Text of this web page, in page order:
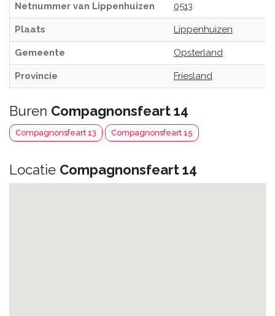
Netnummer van Lippenhuizen 0513
Plaats Lippenhuizen
Gemeente Opsterland
Provincie Friesland
Buren Compagnonsfeart 14
Compagnonsfeart 13 Compagnonsfeart 15
Locatie Compagnonsfeart 14